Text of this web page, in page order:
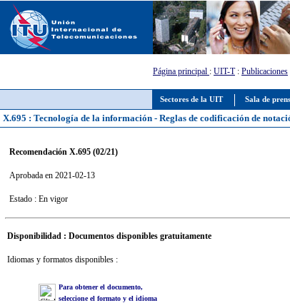
Sectores de la UIT Sala de
Página principal : UIT-T: Publicaciones
X.695 : Tecnología de la información - Reglas de codificación de
Recomendación X.695 (02/21)
Aprobada en 2021-02-13
Estado : En vigor
Disponibilidad : Documentos disponibles gratuitamente
Idiomas y formatos disponibles :
Para obtener el documento,
seleccione el formato y el idioma